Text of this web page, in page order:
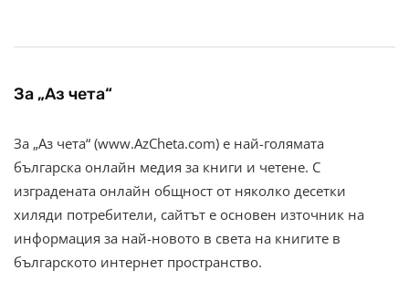
За „Аз чета“
За „Аз чета“ (www.AzCheta.com) е най-голямата
българска онлайн медия за книги и четене. С
изградената онлайн общност от няколко десетки
хиляди потребители, сайтът е основен източник на
информация за най-новото в света на книгите в
българското интернет пространство.